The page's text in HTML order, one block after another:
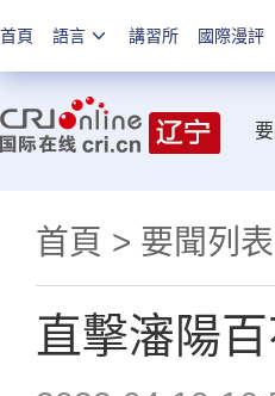
首頁 語言 講習所 國際漫評
首頁 > 要聞列表
直擊瀋陽